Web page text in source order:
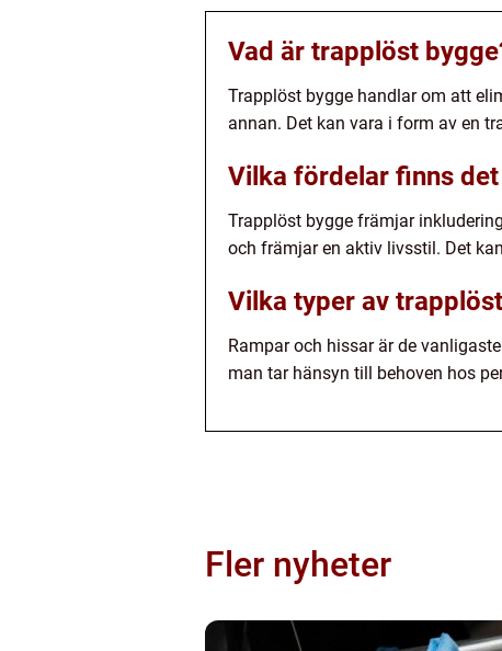
Vad är trapplöst
Trapplöst bygge handlar om att
annan. Det kan vara i form av en
Vilka fördelar finns
Trapplöst bygge främjar
och främjar en aktiv livsstil. Det
Vilka typer av
Rampar och hissar är de
man tar hänsyn till behoven hos
Fler nyheter